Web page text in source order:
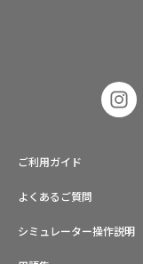
ご利用ガイド
よくあるご質問
シミュレーター操作説明